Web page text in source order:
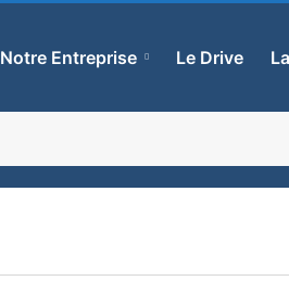
Notre Entreprise Le Drive